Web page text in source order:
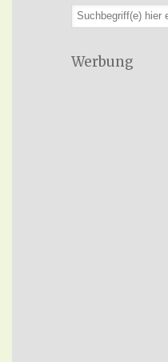
Werbung